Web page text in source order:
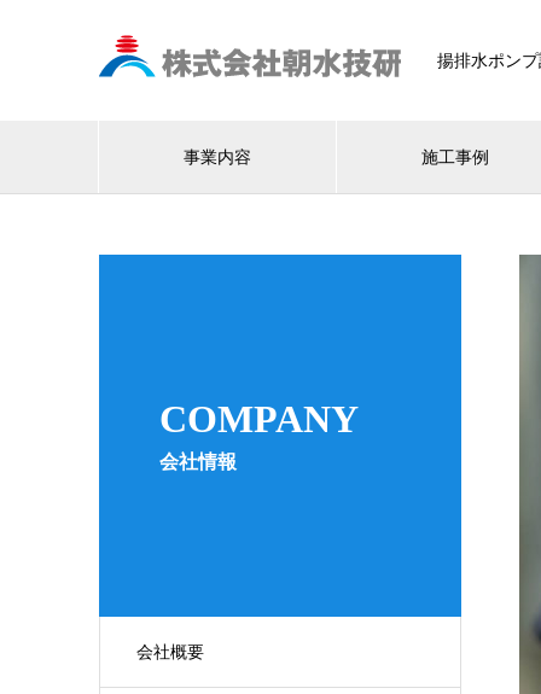
揚排水ポン
事業内容 施工事例
COMPANY
会社情報
会社概要